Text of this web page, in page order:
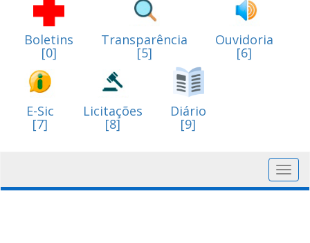
Boletins
[0]
Transparência
[5]
Ouvidoria
[6]
E-Sic
[7]
Licitações
[8]
Diário
[9]